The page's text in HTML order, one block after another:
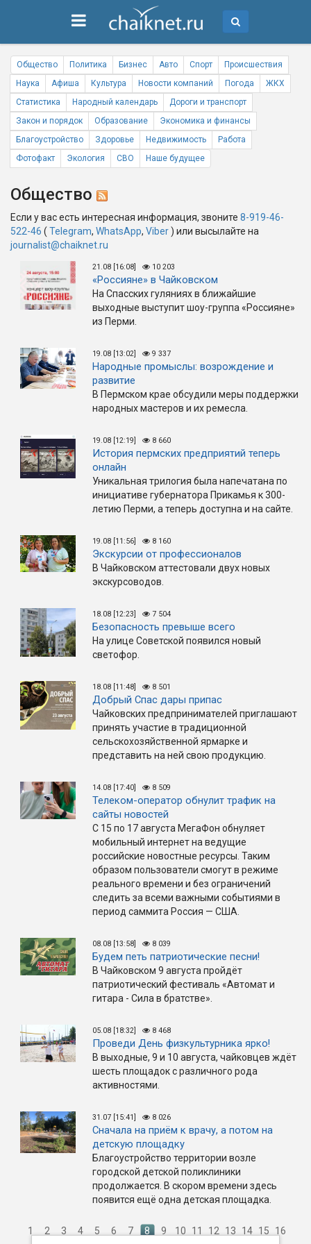
Общество Политика Бизнес Авто Спорт
Происшествия
Наука
Афиша Культура Новости компаний Погода
ЖКХ
Статистика
Народный календарь
Дороги и транспорт
Закон и порядок
Образование
Экономика и финансы
Благоустройство
Здоровье Недвижимость
Работа
Фотофакт
Экология СВО Наше будущее
Общество
Если у вас есть интересная информация, звоните 8-919-46-
522-46 ( Telegram, WhatsApp, Viber) или высылайте на
journalist@chaiknet.ru
21.08 [16:08] 10 203
«Россияне» в Чайковском
На Спасских гуляниях в ближайшие
выходные выступит шоу-группа «Россияне»
из Перми.
19.08 [13:02] 9 337
Народные промыслы: возрождение и
развитие
В Пермском крае обсудили меры поддержки
народных мастеров и их ремесла.
19.08 [12:19] 8 660
История пермских предприятий теперь
онлайн
Уникальная трилогия была напечатана по
инициативе губернатора Прикамья к 300-
летию Перми, а теперь доступна и на сайте.
19.08 [11:56] 8 160
Экскурсии от профессионалов
В Чайковском аттестовали двух новых
экскурсоводов.
18.08 [12:23] 7 504
Безопасность превыше всего
На улице Советской появился новый
светофор.
18.08 [11:48] 8 501
Добрый Спас дары припас
Чайковских предпринимателей приглашают
принять участие в традиционной
сельскохозяйственной ярмарке и
представить на ней свою продукцию.
14.08 [17:40] 8 509
Телеком-оператор обнулит трафик на
сайты новостей
С 15 по 17 августа МегаФон обнуляет
мобильный интернет на ведущие
российские новостные ресурсы. Таким
образом пользователи смогут в режиме
реального времени и без ограничений
следить за всеми важными событиями в
период саммита Россия — США.
08.08 [13:58] 8 039
Будем петь патриотические песни!
В Чайковском 9 августа пройдёт
патриотический фестиваль «Автомат и
гитара - Сила в братстве».
05.08 [18:32] 8 468
Проведи День физкультурника ярко!
В выходные, 9 и 10 августа, чайковцев ждёт
шесть площадок с различного рода
активностями.
31.07 [15:41] 8 026
Сначала на приём к врачу, а потом на
детскую площадку
Благоустройство территории возле
городской детской поликлиники
продолжается. В скором времени здесь
появится ещё одна детская площадка.
1 2 3 4 5 6 7 8 9 10 11 12 13 14 15 16